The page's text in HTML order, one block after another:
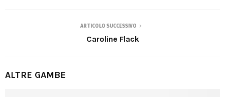
ARTICOLO SUCCESSIVO
Caroline Flack
ALTRE GAMBE